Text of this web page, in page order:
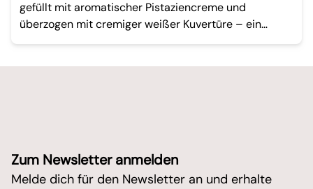
gefüllt mit aromatischer Pistaziencreme und
überzogen mit cremiger weißer Kuvertüre – ein
kleiner, fein-nussiger Genuss für die Winterzeit.
Zum Newsletter anmelden
Melde dich für den Newsletter an und erhalte